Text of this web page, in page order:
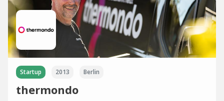
Startup 2013 Berlin
thermondo